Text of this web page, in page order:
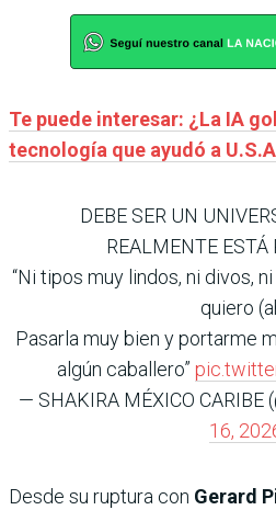
Te puede interesar: ¿La IA
tecnología que ayudó a
DEBE SER UN
REALMENTE ESTÁ
“Ni tipos muy lindos, ni divos,
quiero
Pasarla muy bien y portarme
algún caballero”
— SHAKIRA MÉXICO CARIBE
16,
Desde su ruptura con Gerard